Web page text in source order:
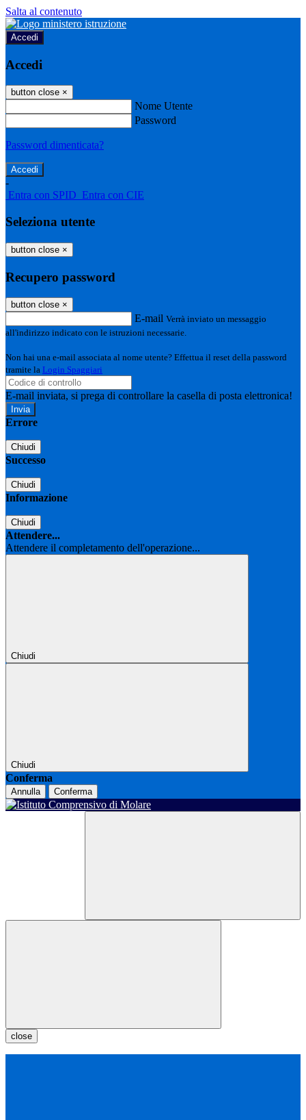
Salta al contenuto
Accedi
Accedi
button close ×
Nome Utente
Password
Password dimenticata?
-
Entra con SPID Entra con CIE
Seleziona utente
button close ×
Recupero password
button close ×
E-mail Verrà inviato un messaggio
all'indirizzo indicato con le istruzioni necessarie.
Non hai una e-mail associata al nome utente? Effettua il reset della password
tramite la Login Spaggiari
E-mail inviata, si prega di controllare la casella di posta elettronica!
Errore
Chiudi
Successo
Chiudi
Informazione
Chiudi
Attendere...
Attendere il completamento dell'operazione...
Chiudi
Chiudi
Conferma
Annulla Conferma
close